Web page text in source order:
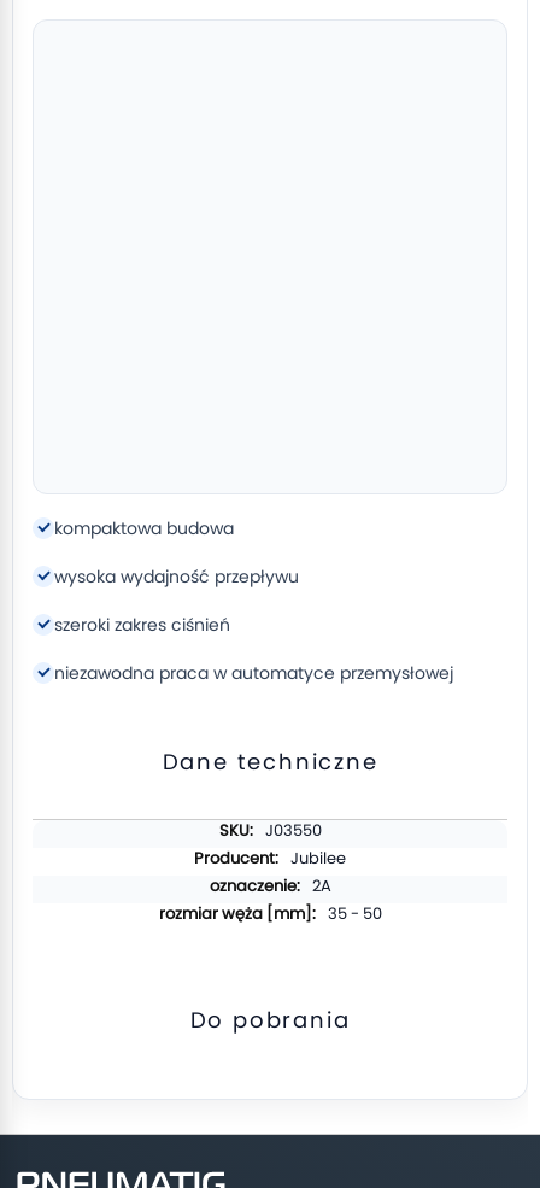
kompaktowa budowa
wysoka wydajność przepływu
szeroki zakres ciśnień
niezawodna praca w automatyce przemysłowej
Dane techniczne
J03550
Jubilee
2A
35 - 50
Do pobrania